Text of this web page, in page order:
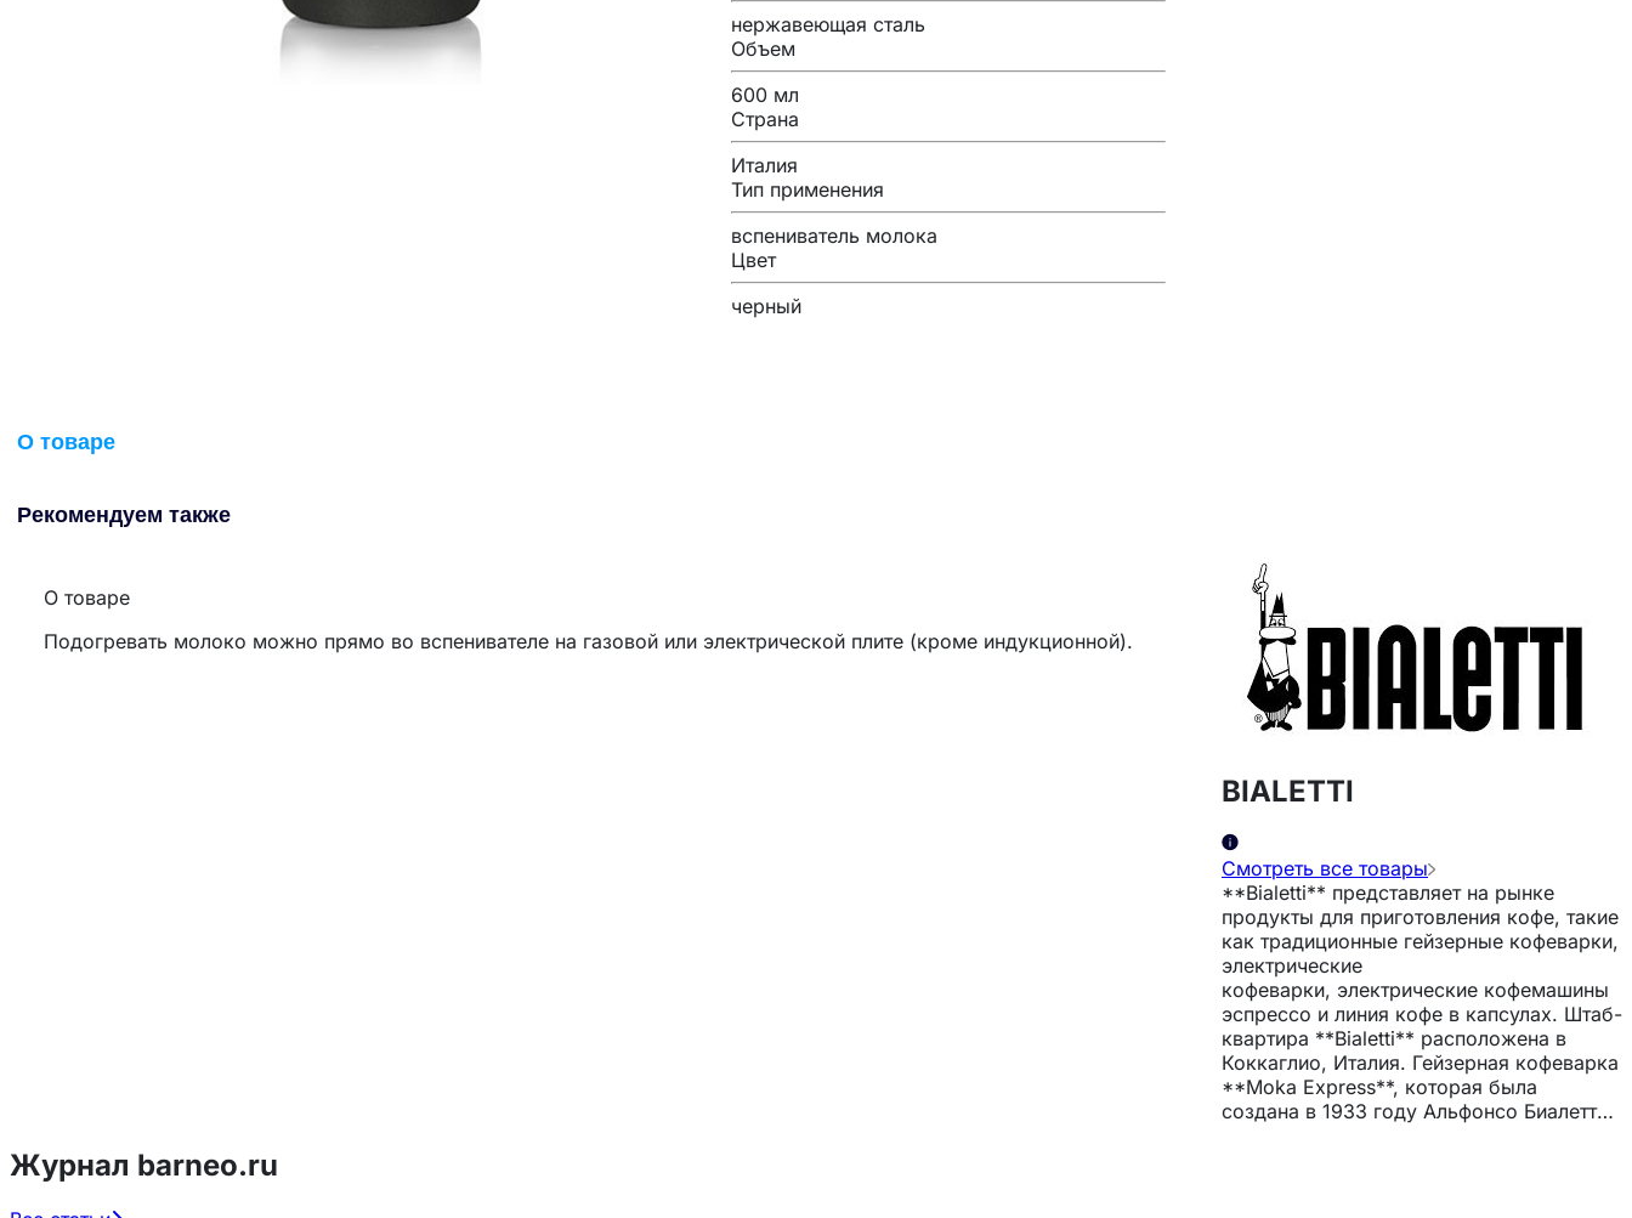
нержавеющая сталь
Объем
600 мл
Страна
Италия
Тип применения
вспениватель молока
Цвет
черный
О товаре
Рекомендуем также
О товаре
Подогревать молоко можно прямо во вспенивателе на газовой или электрической плите (кроме индукционной).
BIALETTI
Смотреть все товары
**Bialetti** представляет на рынке
продукты для приготовления кофе, такие
как традиционные гейзерные кофеварки,
электрические
кофеварки, электрические кофемашины
эспрессо и линия кофе в капсулах. Штаб-
квартира **Bialetti** расположена в
Коккаглио, Италия. Гейзерная кофеварка
**Moka Express**, которая была
создана в 1933 году Альфонсо Биалетти,
Журнал barneo.ru